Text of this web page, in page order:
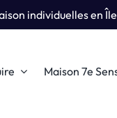
individuelles en
Maison 7e